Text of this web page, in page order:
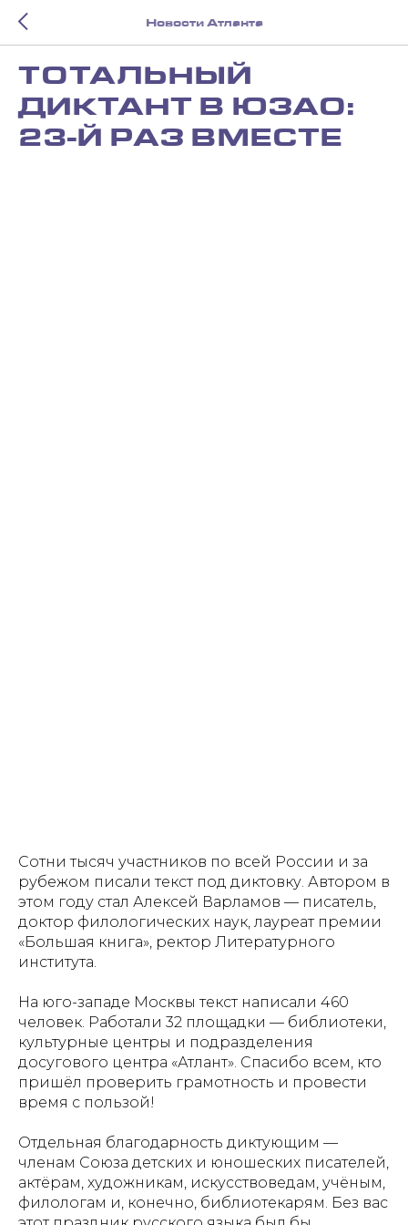
Новости Атланта
ТОТАЛЬНЫЙ
ДИКТАНТ В ЮЗАО:
23-Й РАЗ ВМЕСТЕ
Сотни тысяч участников по всей России и за
рубежом писали текст под диктовку. Автором в
этом году стал Алексей Варламов — писатель,
доктор филологических наук, лауреат премии
«Большая книга», ректор Литературного
института.
На юго-западе Москвы текст написали 460
человек. Работали 32 площадки — библиотеки,
культурные центры и подразделения
досугового центра «Атлант». Спасибо всем, кто
пришёл проверить грамотность и провести
время с пользой!
Отдельная благодарность диктующим —
членам Союза детских и юношеских писателей,
актёрам, художникам, искусствоведам, учёным,
филологам и, конечно, библиотекарям. Без вас